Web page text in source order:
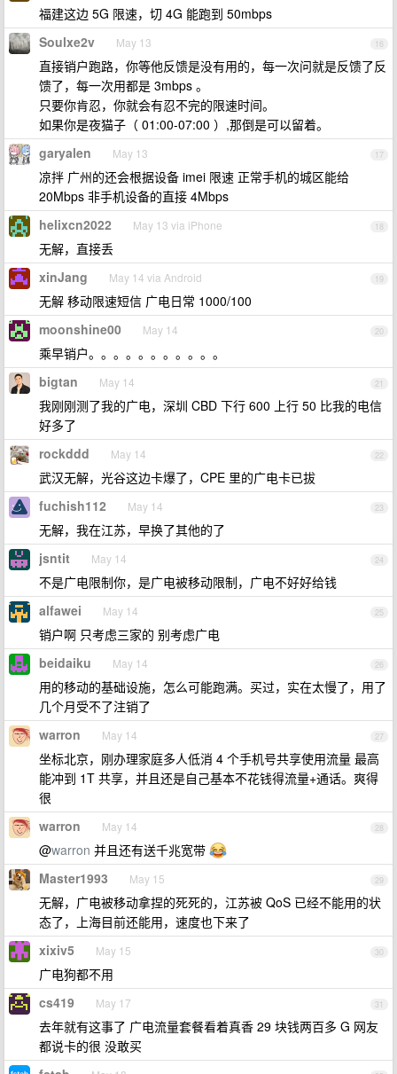
福建这边 5G 限速，切 4G 能跑到 50mbps
16
Soulxe2v May 13
直接销户跑路，你等他反馈是没有用的，每一次问就是反馈了反
馈了，每一次用都是 3mbps 。
只要你肯忍，你就会有忍不完的限速时间。
如果你是夜猫子（ 01:00-07:00 ）,那倒是可以留着。
17
garyalen May 13
凉拌 广州的还会根据设备 imei 限速 正常手机的城区能给
20Mbps 非手机设备的直接 4Mbps
18
helixcn2022 May 13 via iPhone
无解，直接丢
19
xinJang May 14 via Android
无解 移动限速短信 广电日常 1000/100
20
moonshine00 May 14
乘早销户。。。。。。。。。。。
21
bigtan May 14
我刚刚测了我的广电，深圳 CBD 下行 600 上行 50 比我的电信
好多了
22
rockddd May 14
武汉无解，光谷这边卡爆了，CPE 里的广电卡已拔
23
fuchish112 May 14
无解，我在江苏，早换了其他的了
24
jsntit May 14
不是广电限制你，是广电被移动限制，广电不好好给钱
25
alfawei May 14
销户啊 只考虑三家的 别考虑广电
26
beidaiku May 14
用的移动的基础设施，怎么可能跑满。买过，实在太慢了，用了
几个月受不了注销了
27
warron May 14
坐标北京，刚办理家庭多人低消 4 个手机号共享使用流量 最高
能冲到 1T 共享，并且还是自己基本不花钱得流量+通话。爽得
很
28
warron May 14
@warron 并且还有送千兆宽带
29
Master1993 May 15
无解，广电被移动拿捏的死死的，江苏被 QoS 已经不能用的状
态了，上海目前还能用，速度也下来了
30
xixiv5 May 15
广电狗都不用
31
cs419 May 17
去年就有这事了 广电流量套餐看着真香 29 块钱两百多 G 网友
都说卡的很 没敢买